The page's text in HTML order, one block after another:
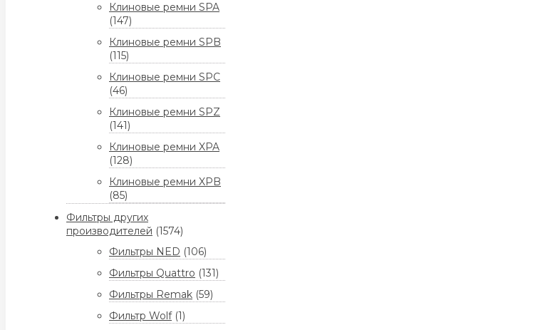
Клиновые ремни SPA
(147)
Клиновые ремни SPB
(115)
Клиновые ремни SPC
(46)
Клиновые ремни SPZ
(141)
Клиновые ремни XPA
(128)
Клиновые ремни XPB
(85)
Фильтры других
производителей (1574)
Фильтры NED (106)
Фильтры Quattro (131)
Фильтры Remak (59)
Фильтр Wolf (1)